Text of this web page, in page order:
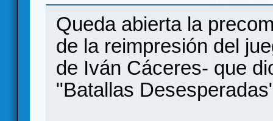
Queda abierta la
de la reimpresión del
de Iván Cáceres- que
"Batallas